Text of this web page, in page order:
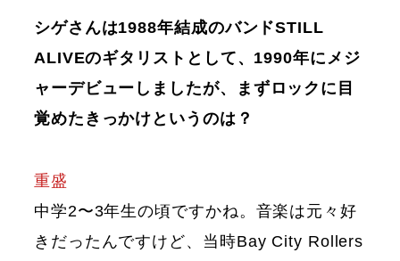
シゲさんは1988年結成のバンドSTILL
ALIVEのギタリストとして、1990年にメジ
ャーデビューしましたが、まずロックに目
覚めたきっかけというのは？
重盛
中学2〜3年生の頃ですかね。音楽は元々好
きだったんですけど、当時Bay City Rollers